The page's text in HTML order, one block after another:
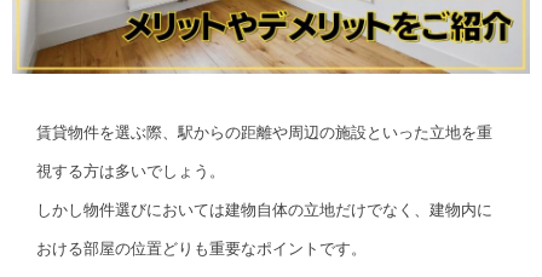
賃貸物件を選ぶ際、駅からの距離や周辺の施設といった立地を重
視する方は多いでしょう。
しかし物件選びにおいては建物自体の立地だけでなく、建物内に
おける部屋の位置どりも重要なポイントです。